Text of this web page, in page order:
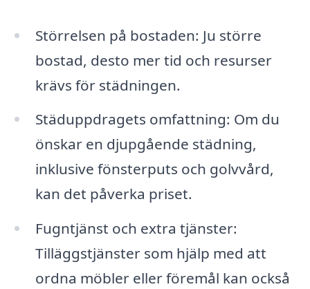
Störrelsen på bostaden: Ju större
bostad, desto mer tid och resurser
krävs för städningen.
Städuppdragets omfattning: Om du
önskar en djupgående städning,
inklusive fönsterputs och golvvård,
kan det påverka priset.
Fugntjänst och extra tjänster:
Tilläggstjänster som hjälp med att
ordna möbler eller föremål kan också